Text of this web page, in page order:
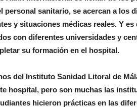
sanitario, se acercan a los
y situaciones médicas reales. Y
con diferentes universidades y
su formación en el hospital.
del Instituto Sanidad Litoral de
hospital, pero son muchas las
hicieron prácticas en las